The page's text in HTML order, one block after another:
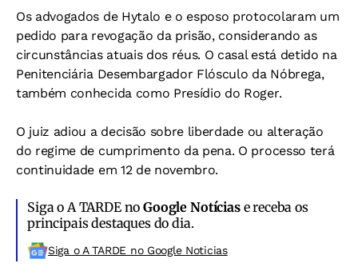
Os advogados de Hytalo e o esposo protocolaram um
pedido para revogação da prisão, considerando as
circunstâncias atuais dos réus. O casal está detido na
Penitenciária Desembargador Flósculo da Nóbrega,
também conhecida como Presídio do Roger.
O juiz adiou a decisão sobre liberdade ou alteração
do regime de cumprimento da pena. O processo terá
continuidade em 12 de novembro.
Siga o A TARDE noGoogle Notíciase receba os
principais destaques do dia.
Siga o A TARDE no Google Noticias